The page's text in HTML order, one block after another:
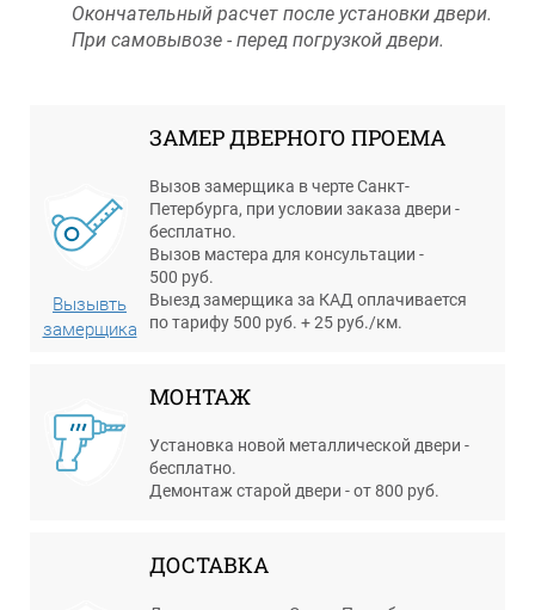
Окончательный расчет после установки двери.
При самовывозе - перед погрузкой двери.
Вызывть
замерщика
ЗАМЕР ДВЕРНОГО ПРОЕМА
Вызов замерщика в черте Санкт-
Петербурга, при условии заказа двери -
бесплатно.
Вызов мастера для консультации -
500 руб.
Выезд замерщика за КАД оплачивается
по тарифу 500 руб. + 25 руб./км.
МОНТАЖ
Установка новой металлической двери -
бесплатно.
Демонтаж старой двери - от 800 руб.
ДОСТАВКА